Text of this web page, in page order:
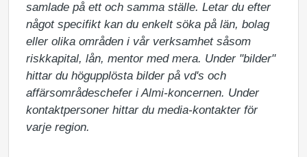
samlade på ett och samma ställe. Letar du efter
något specifikt kan du enkelt söka på län, bolag
eller olika områden i vår verksamhet såsom
riskkapital, lån, mentor med mera. Under "bilder"
hittar du högupplösta bilder på vd's och
affärsområdeschefer i Almi-koncernen. Under
kontaktpersoner hittar du media-kontakter för
varje region.